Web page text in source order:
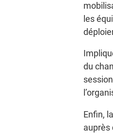
les
du
Enfin,
auprès